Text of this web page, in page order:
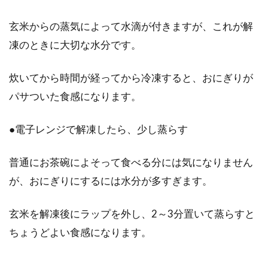
玄米からの蒸気によって水滴が付きますが、これが解
凍のときに大切な水分です。
炊いてから時間が経ってから冷凍すると、おにぎりが
パサついた食感になります。
●電子レンジで解凍したら、少し蒸らす
普通にお茶碗によそって食べる分には気になりません
が、おにぎりにするには水分が多すぎます。
玄米を解凍後にラップを外し、2～3分置いて蒸らすと
ちょうどよい食感になります。